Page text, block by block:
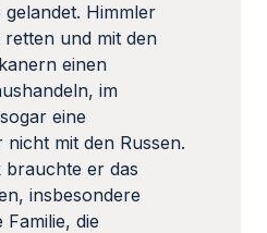
Himmler
und mit den
einen
im
eine
mit den Russen.
brauchte er das
insbesondere
Familie, die